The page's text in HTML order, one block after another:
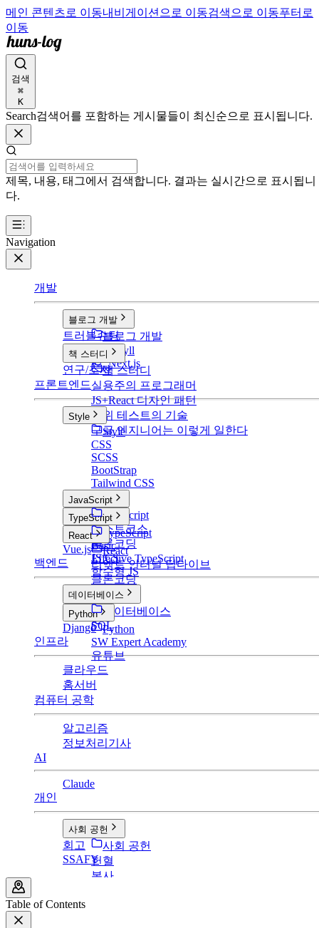
메인 콘텐츠로 이동내비게이션으로 이동검색으로 이동푸터로
이동
검색
⌘
K
Search검색어를 포함하는 게시물들이 최신순으로 표시됩니다.
제목, 내용, 태그에서 검색합니다. 결과는 실시간으로 표시됩니
다.
Navigation
개발
블로그 개발
블로그 개발
v1: Jekyll
v2: Next.js
트러블슈팅
책 스터디
책 스터디
실용주의 프로그래머
JS+React 디자인 패턴
단위 테스트의 기술
구글 엔지니어는 이렇게 일한다
연구/조사
프론트엔드
Style
Style
CSS
SCSS
BootStrap
Tailwind CSS
JavaScript
JavaScript
부스트코스
클론코딩
JS CS
함수형 JS
TypeScript
TypeScript
Basic
Effective TypeScript
React
React
리액트 인터널 딥다이브
클론코딩
Vue.js
백엔드
데이터베이스
데이터베이스
SQL
Python
Python
SW Expert Academy
유튜브
Django
인프라
클라우드
홈서버
컴퓨터 공학
알고리즘
정보처리기사
AI
Claude
개인
사회 공헌
사회 공헌
헌혈
봉사
회고
SSAFY
Table of Contents